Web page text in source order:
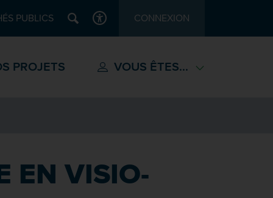
PUBLICS Recherche
ACCESSIBILITÉCONNEXION
PROJETS VOUS ÊTES...
EN VISIO-